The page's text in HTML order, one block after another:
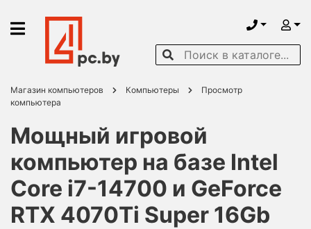
Магазин компьютеров Компьютеры
Просмотр
компьютера
Мощный игровой
компьютер на базе Intel
Core i7-14700 и GeForce
RTX 4070Ti Super 16Gb